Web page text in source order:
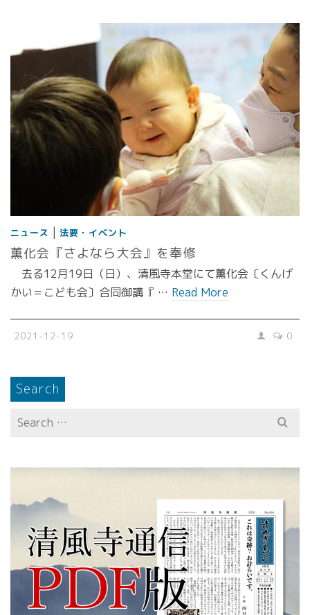
ニュース | 法要・イベント
薫化会『さよなら大会』を奉修
去る12月19日（日）、清風寺本堂にて薫化会〔くんげ
かい＝こども会〕合同御講『 … Read More
2021-12-19 0
Search
Search
for: